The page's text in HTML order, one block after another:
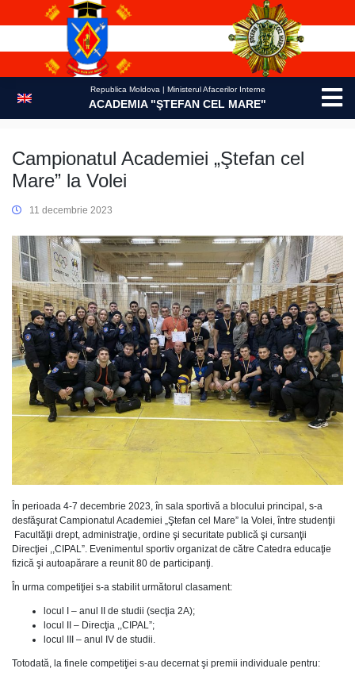
Republica Moldova | Ministerul Afacerilor Interne
ACADEMIA "ŞTEFAN CEL MARE"
Campionatul Academiei „Ştefan cel
Mare” la Volei
11 decembrie 2023
În perioada 4-7 decembrie 2023, în sala sportivă a blocului principal, s-a
desfăşurat Campionatul Academiei „Ştefan cel Mare” la Volei, între studenţii
Facultăţii drept, administraţie, ordine şi securitate publică şi cursanţii
Direcţiei ,,CIPAL”. Evenimentul sportiv organizat de către Catedra educaţie
fizică şi autoapărare a reunit 80 de participanţi.
În urma competiţiei s-a stabilit următorul clasament:
locul I – anul II de studii (secţia 2A);
locul II – Direcţia ,,CIPAL”;
locul III – anul IV de studii.
Totodată, la finele competiţiei s-au decernat şi premii individuale pentru: